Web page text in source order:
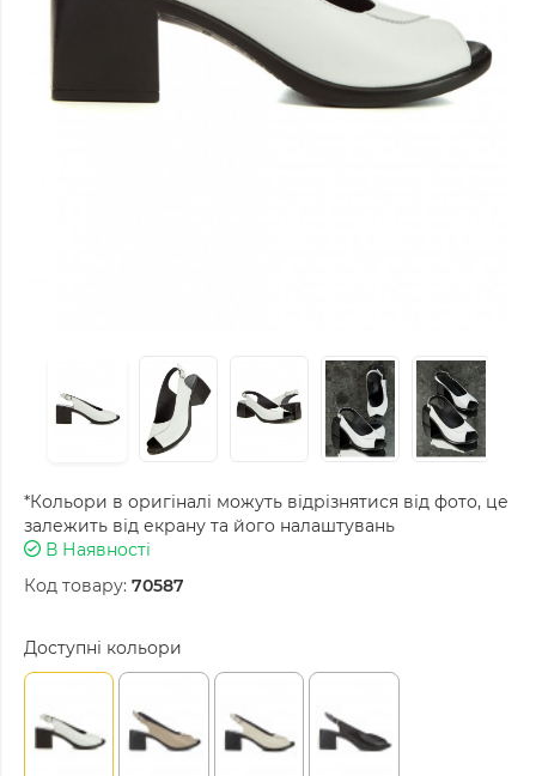
*Кольори в оригіналі можуть відрізнятися від фото, це
залежить від екрану та його налаштувань
В Наявності
Код товару: 70587
Доступні кольори